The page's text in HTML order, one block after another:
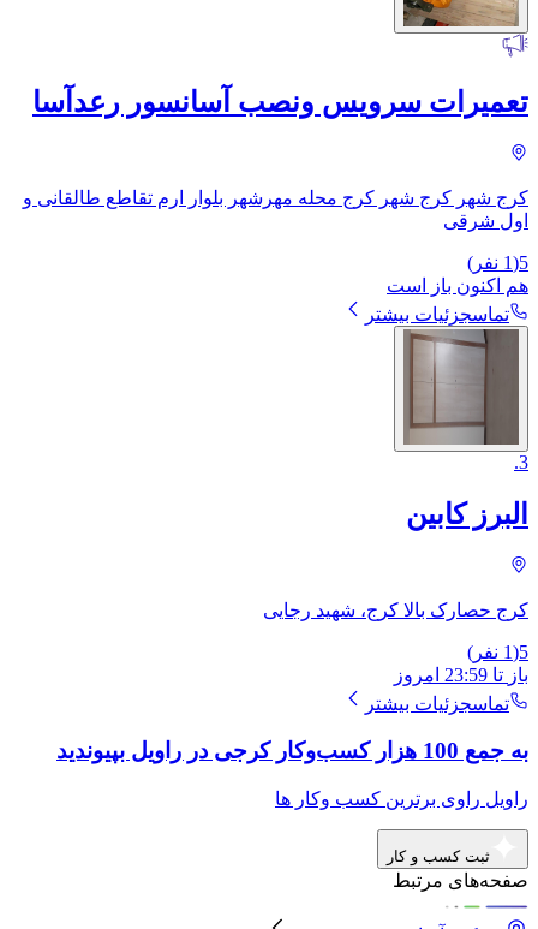
تعمیرات سرویس ونصب آسانسور رعدآسا
کرج شهر کرج شهر کرج محله مهرشهر بلوار ارم تقاطع طالقانی و
اول شرقی
5
(
1 نفر)
هم اکنون باز است
تماسجزئیات بیشتر
3
.
البرز کابین
کرج حصارک بالا کرج، شهید رجایی
5
(
1 نفر)
باز تا 23:59 امروز
تماسجزئیات بیشتر
به جمع 100 هزار کسب‌وکار کرجی در راویل بپیوندید
راویل راوی برترین کسب وکار ها
ثبت کسب و کار
صفحه‌های مرتبط